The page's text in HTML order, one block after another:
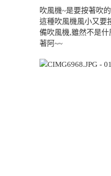
吹風機~是要按著吹
這種吹風機風小又要
備吹風機,雖然不是
著阿~~